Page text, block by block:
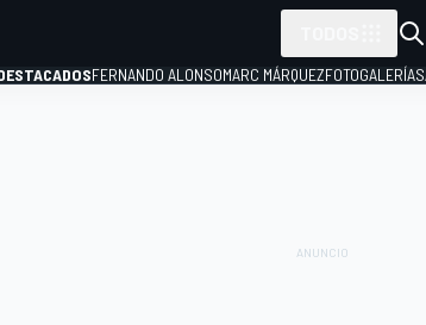
FERNANDO ALONSOMARC MÁRQUEZFOTOGALERÍAS